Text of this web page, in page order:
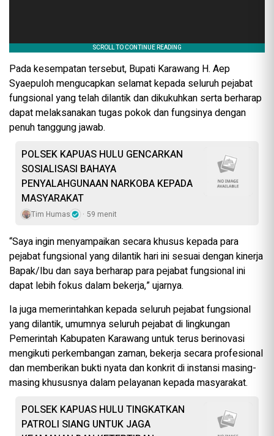
Pada kesempatan tersebut, Bupati Karawang H. Aep
Syaepuloh mengucapkan selamat kepada seluruh pejabat
fungsional yang telah dilantik dan dikukuhkan serta berharap
dapat melaksanakan tugas pokok dan fungsinya dengan
penuh tanggung jawab.
POLSEK KAPUAS HULU GENCARKAN
SOSIALISASI BAHAYA
PENYALAHGUNAAN NARKOBA KEPADA
MASYARAKAT
Tim Humas 59 menit
“Saya ingin menyampaikan secara khusus kepada para
pejabat fungsional yang dilantik hari ini sesuai dengan kinerja
Bapak/Ibu dan saya berharap para pejabat fungsional ini
dapat lebih fokus dalam bekerja,” ujarnya.
Ia juga memerintahkan kepada seluruh pejabat fungsional
yang dilantik, umumnya seluruh pejabat di lingkungan
Pemerintah Kabupaten Karawang untuk terus berinovasi
mengikuti perkembangan zaman, bekerja secara profesional
dan memberikan bukti nyata dan konkrit di instansi masing-
masing khususnya dalam pelayanan kepada masyarakat.
POLSEK KAPUAS HULU TINGKATKAN
PATROLI SIANG UNTUK JAGA